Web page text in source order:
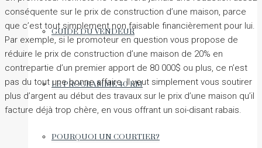
GUIDE DU VENDEUR
LE PROGRAMME 40 KM
POURQUOI UN COURTIER?
conséquente sur le prix de construction d’une maison, parce
que c’est tout simplement non faisable financièrement pour lui.
Par exemple, si le promoteur en question vous propose de
réduire le prix de construction d’une maison de 20% en
contrepartie d’un premier apport de 80 000$ ou plus, ce n’est
pas du tout une bonne affaire. Il veut simplement vous soutirer
plus d’argent au début des travaux sur le prix d’une maison qu’il
facture déjà trop chère, en vous offrant un soi-disant rabais.